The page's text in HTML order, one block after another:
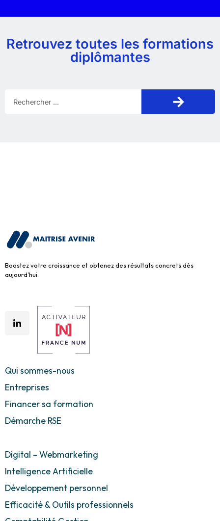
Retrouvez toutes les formations
diplômantes
Boostez votre croissance et obtenez des résultats concrets dès
aujourd’hui.
Qui sommes-nous
Entreprises
Financer sa formation
Démarche RSE
Digital – Webmarketing
Intelligence Artificielle
Développement personnel
Efficacité & Outils professionnels